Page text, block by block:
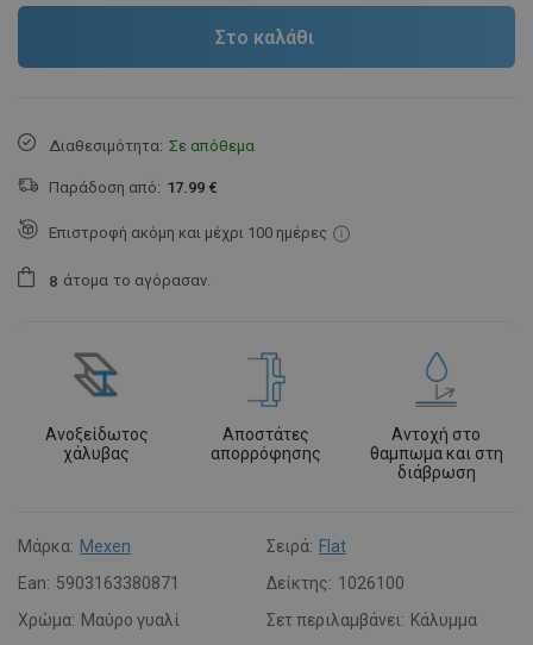
Στο καλάθι
Διαθεσιμότητα: Σε απόθεμα
Παράδοση από: 17.99 €
Επιστροφή ακόμη και μέχρι 100 ημέρες
8 άτομα το αγόρασαν.
Ανοξείδωτος
χάλυβας
Αποστάτες
απορρόφησης
Αντοχή στο
θαμπωμα και στη
διάβρωση
Μάρκα: Mexen Σειρά: Flat
Ean: 5903163380871 Δείκτης: 1026100
Χρώμα: Μαύρο γυαλί Σετ περιλαμβάνει: Κάλυμμα